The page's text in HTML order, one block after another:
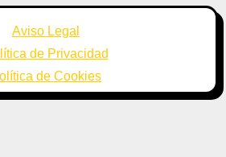
Aviso Legal
de Privacidad
de Cookies